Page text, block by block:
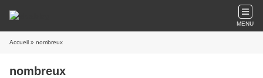
MENU
Accueil » nombreux
nombreux